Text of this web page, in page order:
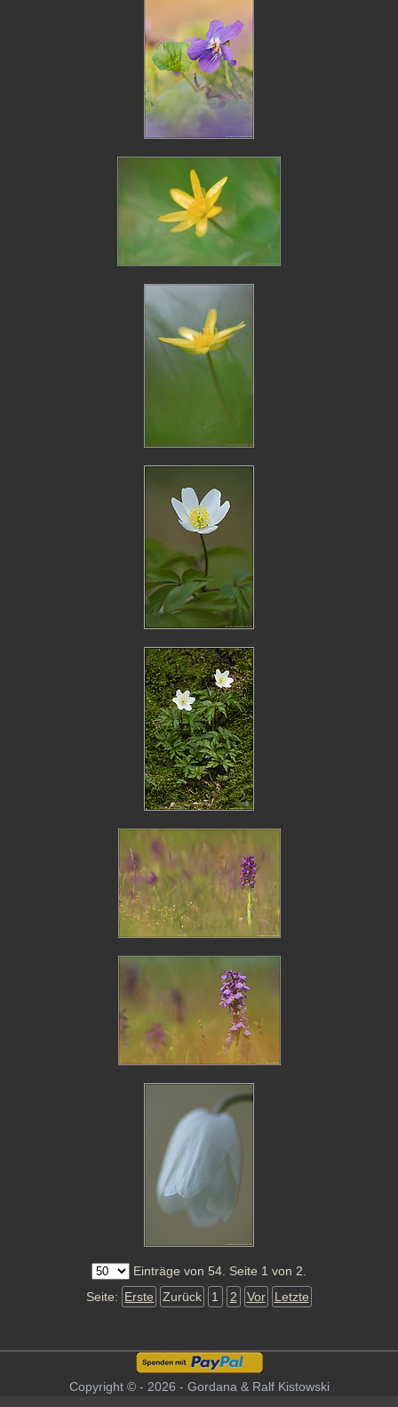
Einträge von 54. Seite 1 von 2.
Seite: Erste Zurück 1 2 Vor Letzte
Copyright © - 2026 - Gordana & Ralf Kistowski